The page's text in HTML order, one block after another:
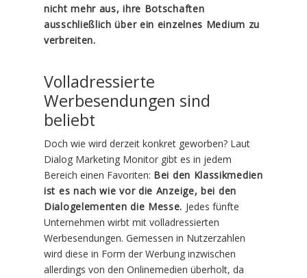
nicht mehr aus, ihre Botschaften
ausschließlich über ein einzelnes Medium zu
verbreiten.
Volladressierte
Werbesendungen sind
beliebt
Doch wie wird derzeit konkret geworben? Laut
Dialog Marketing Monitor gibt es in jedem
Bereich einen Favoriten: Bei den Klassikmedien
ist es nach wie vor die Anzeige, bei den
Dialogelementen die Messe. Jedes fünfte
Unternehmen wirbt mit volladressierten
Werbesendungen. Gemessen in Nutzerzahlen
wird diese in Form der Werbung inzwischen
allerdings von den Onlinemedien überholt, da